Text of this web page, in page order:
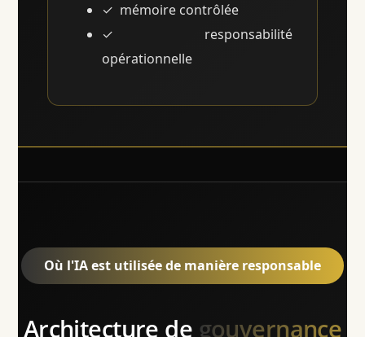
mémoire contrôlée
responsabilité
opérationnelle
Où l'IA est utilisée de manière responsable
Architecture de gouvernance